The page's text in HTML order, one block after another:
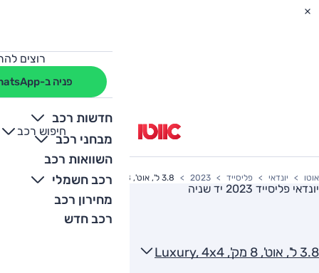
רוצים
פניה ב-WhatsApp
חדשות רכב
מבחני רכב
השוואות רכב
רכב חשמלי
מחירון רכב
רכב חדש
חיפוש רכב
+
-
אוטו יונדאי פליסייד 2023 3.8 ל', אוט', 8 מק', Luxury, 4x4
יונדאי פליסייד 2023 יד שניה
3.8 ל', אוט', 8 מק', Luxury, 4x4